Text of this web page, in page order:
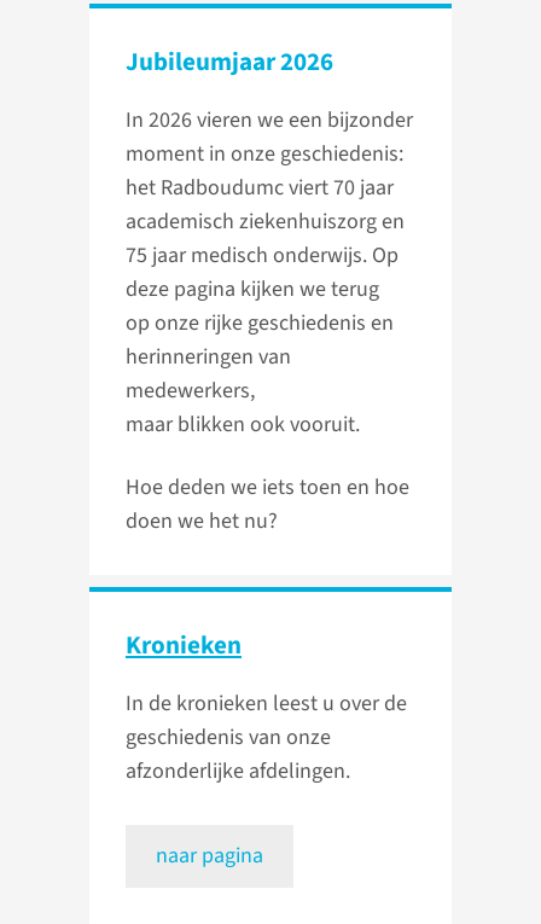
Jubileumjaar 2026
In 2026 vieren we een bijzonder
moment in onze geschiedenis:
het Radboudumc viert 70 jaar
academisch ziekenhuiszorg en
75 jaar medisch onderwijs. Op
deze pagina kijken we terug
op onze rijke geschiedenis en
herinneringen van
medewerkers,
maar blikken ook vooruit.
Hoe deden we iets toen en hoe
doen we het nu?
Kronieken
In de kronieken leest u over de
geschiedenis van onze
afzonderlijke afdelingen.
naar pagina